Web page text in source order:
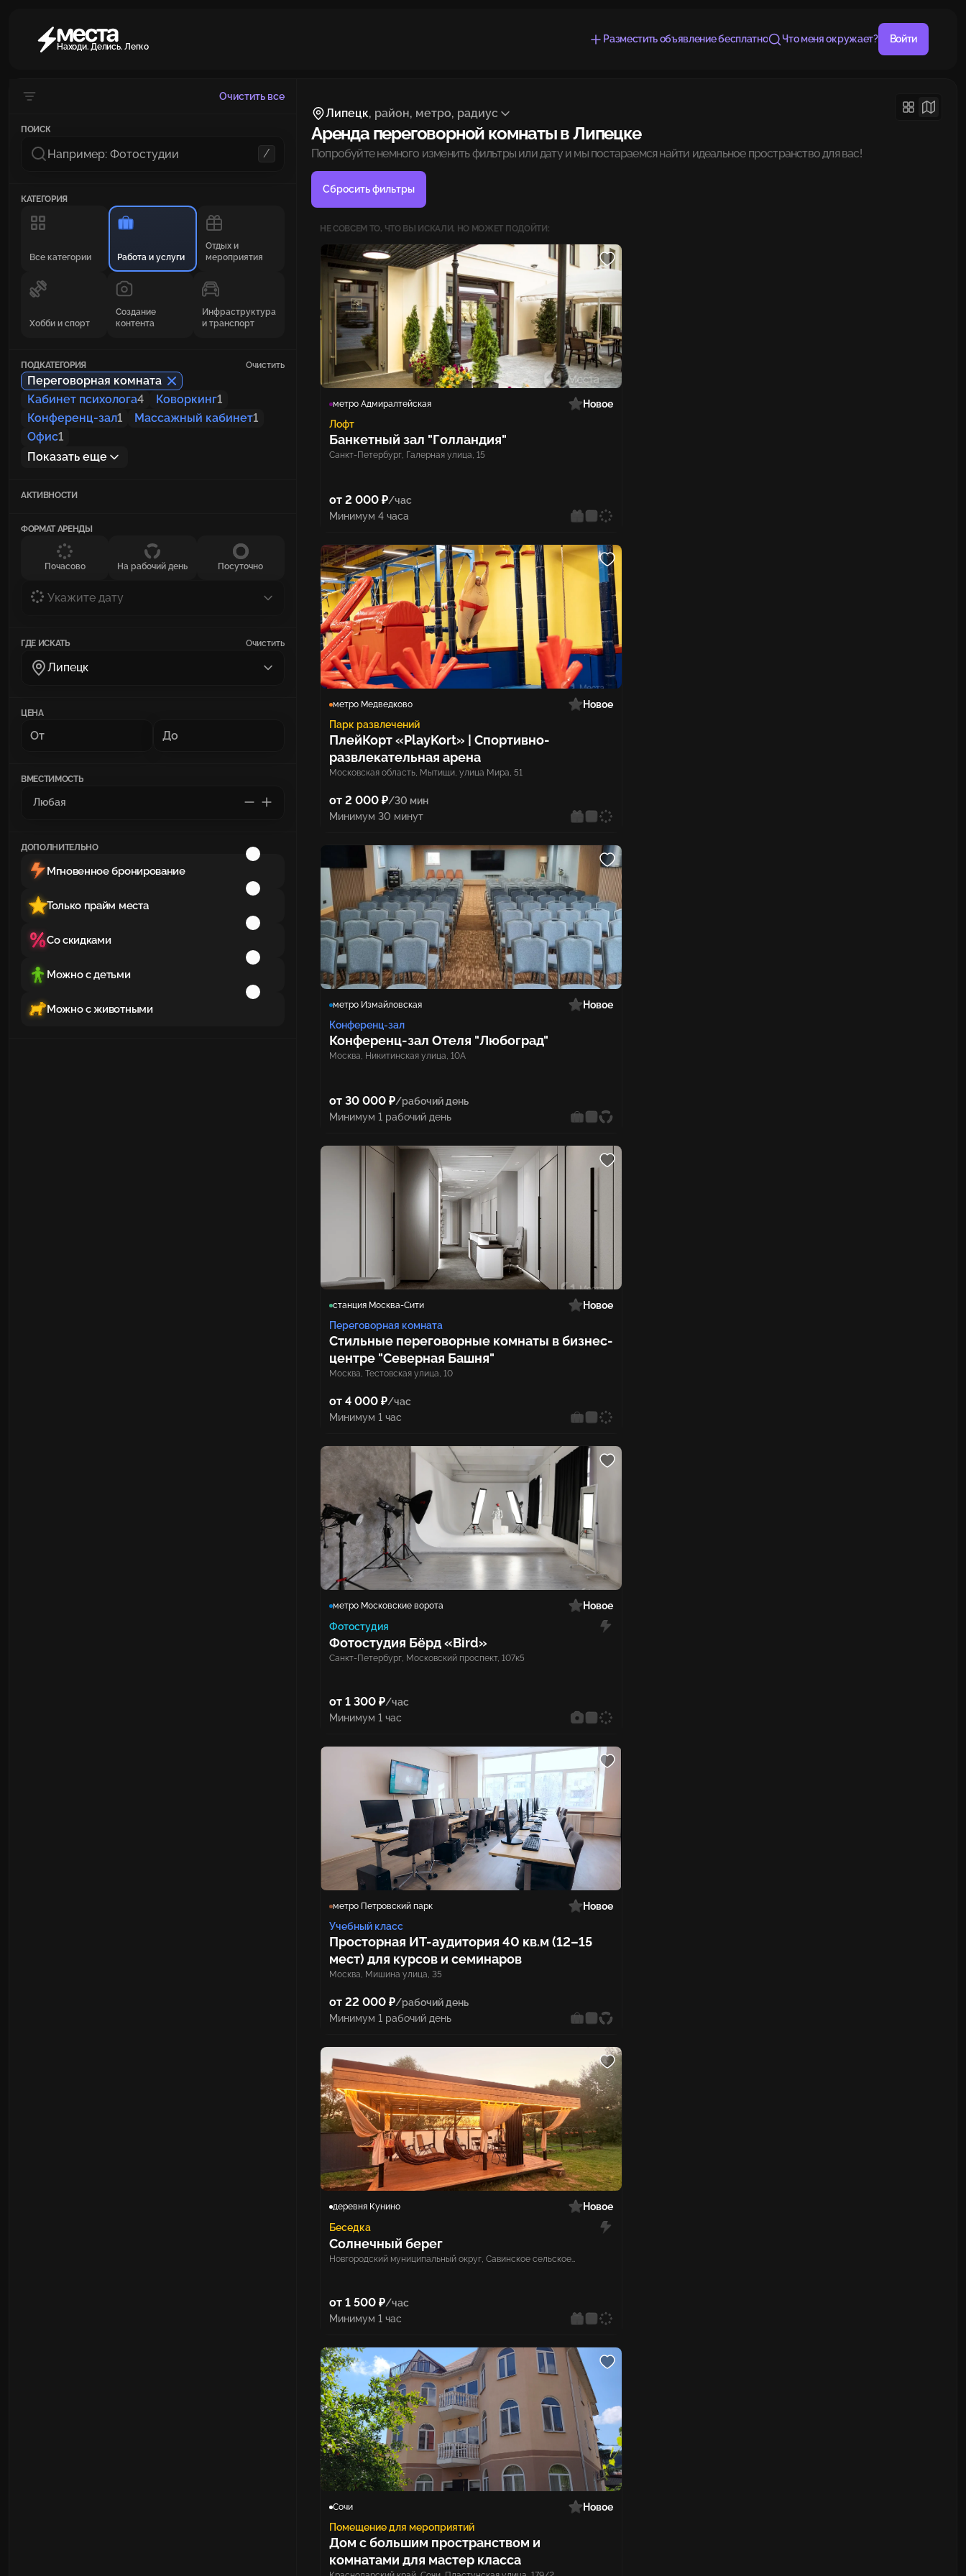
Находи. Делись. Легко
Разместить объявление бесплатно Что меня окружает? Войти
Очистить все
ПОИСК
/
КАТЕГОРИЯ
Все категории Работа и услуги
Отдых и
мероприятия
Хобби и спорт
Создание
контента
Инфраструктура
и транспорт
ПОДКАТЕГОРИЯ Очистить
Переговорная комната
Кабинет психолога4 Коворкинг1
Конференц-зал1 Массажный кабинет1
Офис1
Показать еще
АКТИВНОСТИ
ФОРМАТ АРЕНДЫ
Почасово На рабочий день Посуточно
Укажите дату
ГДЕ ИСКАТЬ Очистить
Липецк
ЦЕНА
ВМЕСТИМОСТЬ
ДОПОЛНИТЕЛЬНО
Мгновенное бронирование
Только прайм места
Со скидками
Можно с детьми
Можно с животными
Липецк, район, метро, радиус
Аренда переговорной комнаты в Липецке
Попробуйте немного изменить фильтры или дату и мы постараемся найти идеальное пространство для вас!
Сбросить фильтры
НЕ СОВСЕМ ТО, ЧТО ВЫ ИСКАЛИ, НО МОЖЕТ ПОДОЙТИ:
метро Адмиралтейская
Новое
Лофт
Банкетный зал "Голландия"
Санкт-Петербург, Галерная улица, 15
от 2 000 ₽/час
Минимум 4 часа
метро Медведково
Новое
Парк развлечений
ПлейКорт «PlayKort» | Спортивно-
развлекательная арена
Московская область, Мытищи, улица Мира, 51
от 2 000 ₽/30 мин
Минимум 30 минут
метро Измайловская
Новое
Конференц-зал
Конференц‑зал Отеля "Любоград"
Москва, Никитинская улица, 10А
от 30 000 ₽/рабочий день
Минимум 1 рабочий день
станция Москва-Сити
Новое
Переговорная комната
Стильные переговорные комнаты в бизнес-
центре "Северная Башня"
Москва, Тестовская улица, 10
от 4 000 ₽/час
Минимум 1 час
метро Московские ворота
Новое
Фотостудия
Фотостудия Бёрд «Bird»
Санкт-Петербург, Московский проспект, 107к5
от 1 300 ₽/час
Минимум 1 час
метро Петровский парк
Новое
Учебный класс
Просторная ИТ-аудитория 40 кв.м (12–15
мест) для курсов и семинаров
Москва, Мишина улица, 35
от 22 000 ₽/рабочий день
Минимум 1 рабочий день
деревня Кунино
Новое
Беседка
Солнечный берег
Новгородский муниципальный округ, Савинское сельское
от 1 500 ₽/час
Минимум 1 час
Сочи
Новое
Помещение для мероприятий
Дом с большим пространством и
комнатами для мастер класса